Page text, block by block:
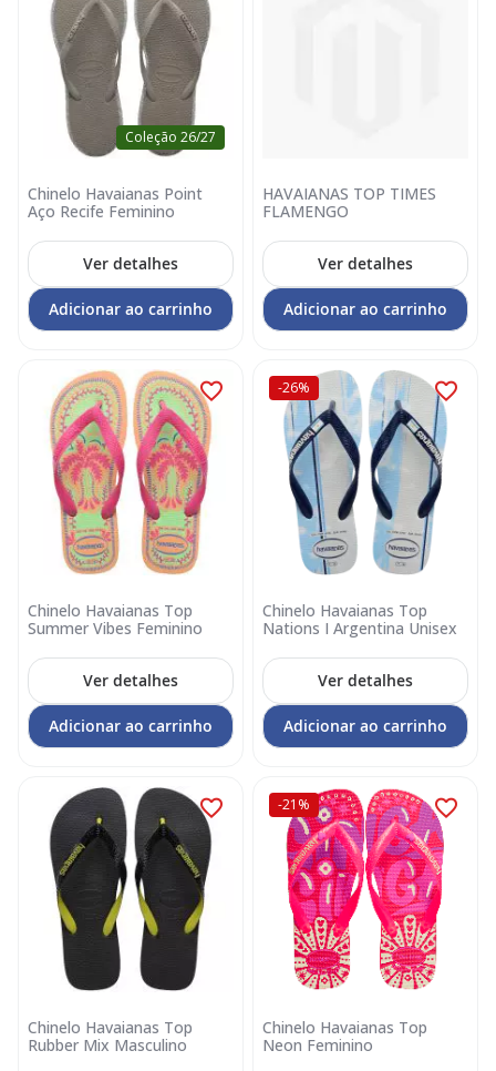
Coleção 26/27
Chinelo Havaianas Point
Aço Recife Feminino
Ver detalhes
Adicionar ao carrinho
HAVAIANAS TOP TIMES
FLAMENGO
Ver detalhes
Adicionar ao carrinho
Chinelo Havaianas Top
Summer Vibes Feminino
Ver detalhes
Adicionar ao carrinho
-26%
Chinelo Havaianas Top
Nations I Argentina Unisex
Ver detalhes
Adicionar ao carrinho
Chinelo Havaianas Top
Rubber Mix Masculino
-21%
Chinelo Havaianas Top
Neon Feminino